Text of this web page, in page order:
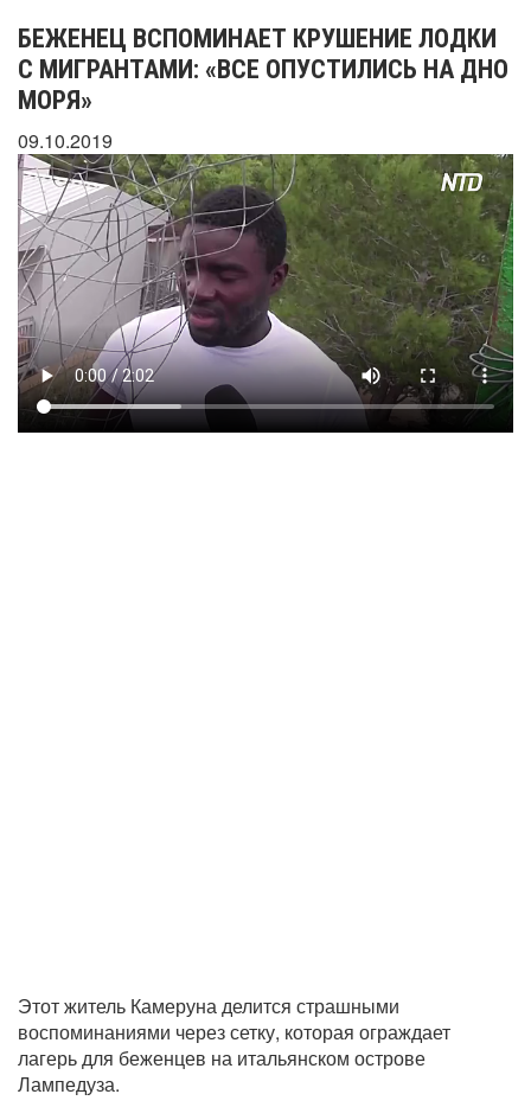
БЕЖЕНЕЦ ВСПОМИНАЕТ КРУШЕНИЕ ЛОДКИ
С МИГРАНТАМИ: «ВСЕ ОПУСТИЛИСЬ НА ДНО
МОРЯ»
09.10.2019
Этот житель Камеруна делится страшными
воспоминаниями через сетку, которая ограждает
лагерь для беженцев на итальянском острове
Лампедуза.